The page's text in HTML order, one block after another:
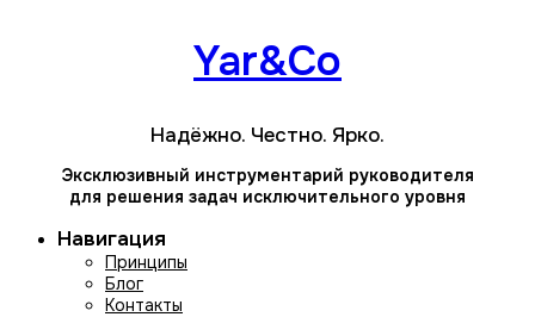
Yar&Co
Надёжно. Честно. Ярко.
Эксклюзивный инструментарий руководителя
для решения задач исключительного уровня
Навигация
Принципы
Блог
Контакты